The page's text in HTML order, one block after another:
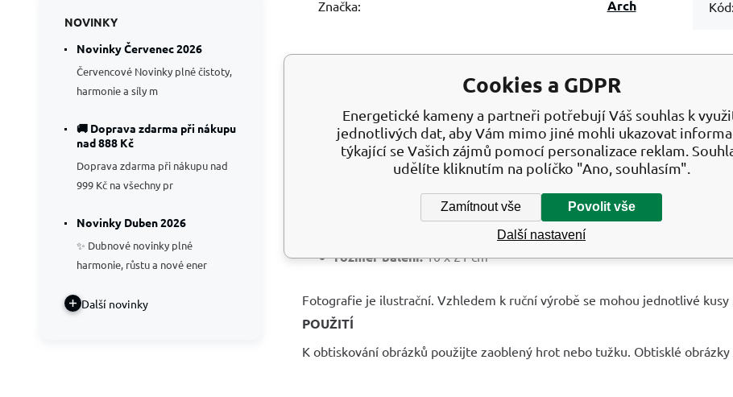
Značka: Arch Kód:
Arch Kreativní dětský propisot
Propisot Arch je pro zcela specifické použití. Hodí se na popisky k
model se potiskuje špatně. Snadné použití, stačí rubovou stranou přiložit
nástrojem, nebo i tupou hranou tužky ho protlačit na papír. Funguje to
jako vytištěný. Použitelné nejen na papír, ale i na plast, porcelán, sklo,
rozměr balení:10 x 21 cm
Fotografie je ilustrační. Vzhledem k ruční výrobě se mohou jednotlivé kusy
POUŽITÍ
K obtiskování obrázků použijte zaoblený hrot nebo tužku. Obtisklé
NOVINKY
Novinky Červenec 2026
Červencové Novinky plné čistoty,
harmonie a síly m
🚚 Doprava zdarma při nákupu
nad 888 Kč
Doprava zdarma při nákupu nad
999 Kč na všechny pr
Novinky Duben 2026
✨ Dubnové novinky plné
harmonie, růstu a nové ener
Další novinky
Cookies a GDPR
Energetické kameny a partneři potřebují Váš souhlas k
jednotlivých dat, aby Vám mimo jiné mohli ukazovat
týkající se Vašich zájmů pomocí personalizace reklam.
udělíte kliknutím na políčko "Ano, souhlasím".
Zamítnout vše Povolit vše
Další nastavení